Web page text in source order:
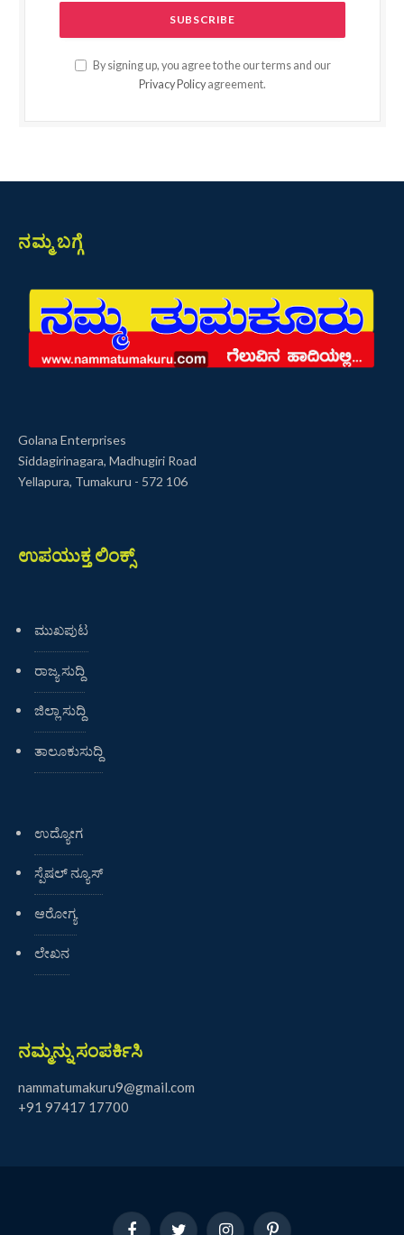
By signing up, you agree to the our terms and our
Privacy Policy agreement.
ನಮ್ಮ ಬಗ್ಗೆ
Golana Enterprises
Siddagirinagara, Madhugiri Road
Yellapura, Tumakuru - 572 106
ಉಪಯುಕ್ತ ಲಿಂಕ್ಸ್
ಮುಖಪುಟ
ರಾಜ್ಯ ಸುದ್ದಿ
ಜಿಲ್ಲಾ ಸುದ್ದಿ
ತಾಲೂಕುಸುದ್ದಿ
ಉದ್ಯೋಗ
ಸ್ಪೆಷಲ್ ನ್ಯೂಸ್
ಆರೋಗ್ಯ
ಲೇಖನ
ನಮ್ಮನ್ನು ಸಂಪರ್ಕಿಸಿ
nammatumakuru9@gmail.com
+91 97417 17700